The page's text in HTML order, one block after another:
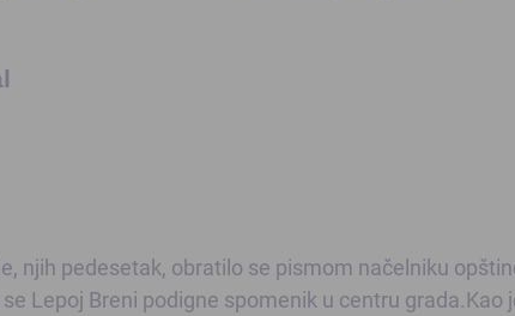
njih pedesetak, obratilo se pismom načelniku
Lepoj Breni podigne spomenik u centru